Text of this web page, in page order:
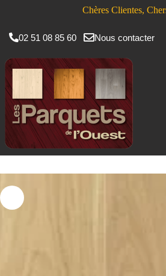
Chères Clientes,
02 51 08 85 60 Nous contacter